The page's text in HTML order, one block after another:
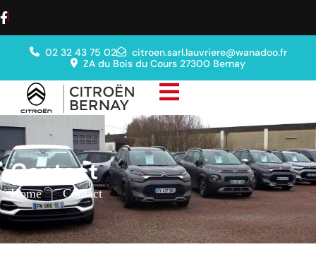
02 32 43 75 02
citroen.sarl.lauvriere@wanadoo.fr
ZA du Bois du Cours 27300 Bernay
Contact
Home | Contact